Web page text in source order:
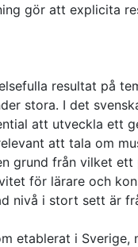
gör att explicita
resultat på
stora. I det
att utveckla ett
att tala om
grund från vilket
för lärare och
nivå i stort sett är
etablerat i